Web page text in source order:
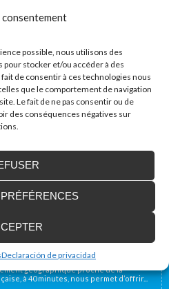
possible, nous utilisons des
stocker et/ou accéder à des
de consentir à ces technologies nous
que le comportement de navigation
Le fait de ne pas consentir ou de
des conséquences négatives sur
Declaración de privacidad
géographique proche de la
à 40 minutes, nous permet d’offrir...